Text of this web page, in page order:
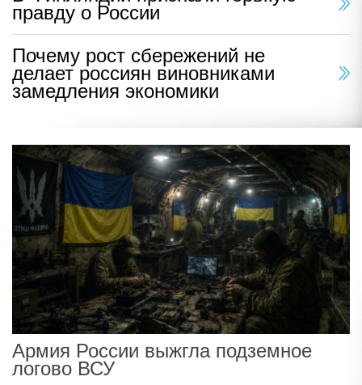
правду о России
Почему рост сбережений не
делает россиян виновниками
замедления экономики
Армия России выжгла подземное
логово ВСУ